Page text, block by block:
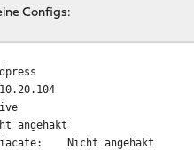
Configs:
Nicht angehakt